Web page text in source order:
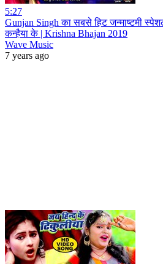
5:27
Gunjan Singh का सबसे हिट जन्माष्टमी
कन्हैया के | Krishna Bhajan 2019
Wave Music
7 years ago